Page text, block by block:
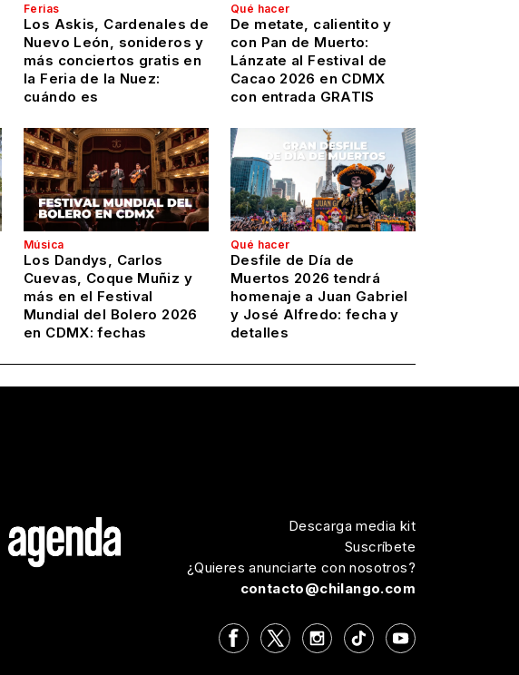
Ferias
Los Askis, Cardenales de
Nuevo León, sonideros y
más conciertos gratis en
la Feria de la Nuez:
cuándo es
Qué hacer
De metate, calientito y
con Pan de Muerto:
Lánzate al Festival de
Cacao 2026 en CDMX
con entrada GRATIS
Música
Los Dandys, Carlos
Cuevas, Coque Muñiz y
más en el Festival
Mundial del Bolero 2026
en CDMX: fechas
Qué hacer
Desfile de Día de
Muertos 2026 tendrá
homenaje a Juan Gabriel
y José Alfredo: fecha y
detalles
Descarga media kit
Suscríbete
¿Quieres anunciarte con nosotros?
contacto@chilango.com